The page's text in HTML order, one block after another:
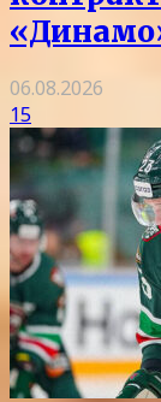
06.08.2026
15